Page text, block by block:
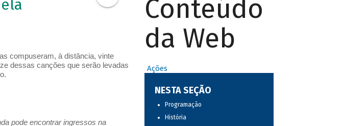
compuseram, à distância, vinte
dessas canções que serão levadas
pode encontrar ingressos na
Conteúdo
da Web
Ações
NESTA SEÇÃO
Programação
História